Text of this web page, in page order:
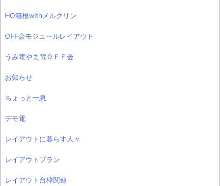
HO箱根withメルクリン
OFF会モジュールレイアウト
うみ電やま電ＯＦＦ会
お知らせ
ちょっと一息
デモ電
レイアウトに暮らす人々
レイアウトプラン
レイアウト台枠関連